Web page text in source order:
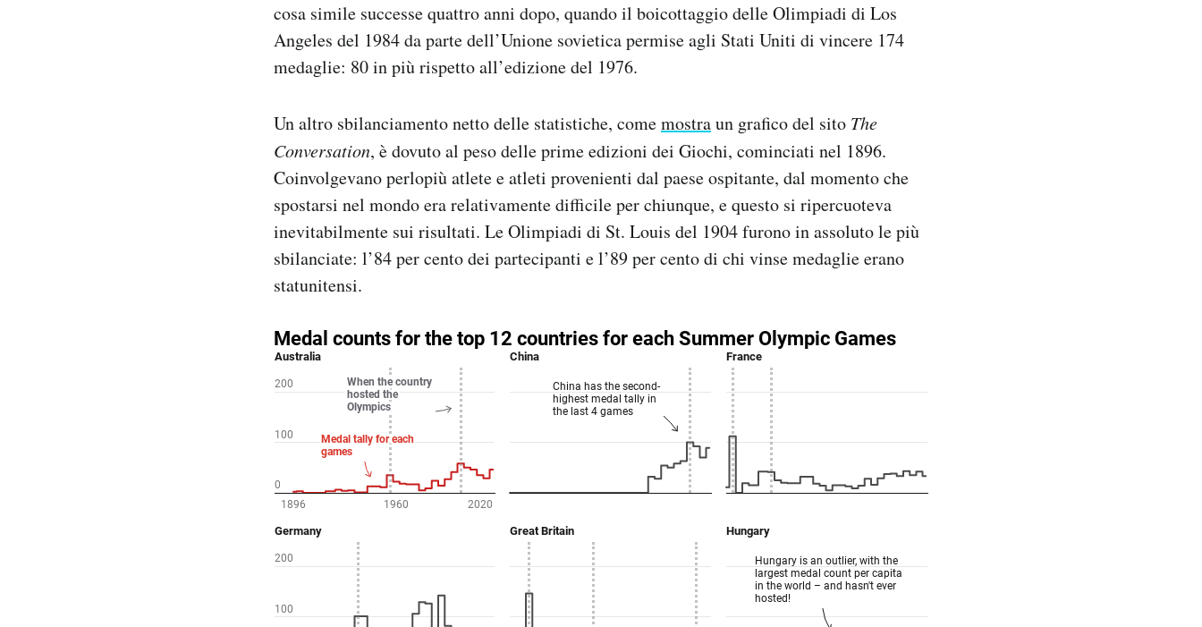
cosa simile successe quattro anni dopo, quando il boicottaggio delle Olimpiadi di Los
Angeles del 1984 da parte dell’Unione sovietica permise agli Stati Uniti di vincere 174
medaglie: 80 in più rispetto all’edizione del 1976.
Un altro sbilanciamento netto delle statistiche, comemostraun grafico del sito The
Conversation, è dovuto al peso delle prime edizioni dei Giochi, cominciati nel 1896.
Coinvolgevano perlopiù atlete e atleti provenienti dal paese ospitante, dal momento che
spostarsi nel mondo era relativamente difficile per chiunque, e questo si ripercuoteva
inevitabilmente sui risultati. Le Olimpiadi di St. Louis del 1904 furono in assoluto le più
sbilanciate: l’84 per cento dei partecipanti e l’89 per cento di chi vinse medaglie erano
statunitensi.